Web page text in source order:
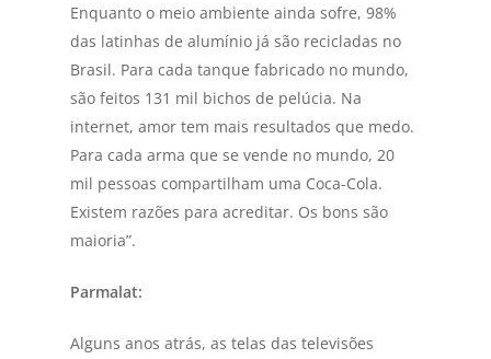
Enquanto o meio ambiente ainda sofre, 98%
das latinhas de alumínio já são recicladas no
Brasil. Para cada tanque fabricado no mundo,
são feitos 131 mil bichos de pelúcia. Na
internet, amor tem mais resultados que medo.
Para cada arma que se vende no mundo, 20
mil pessoas compartilham uma Coca-Cola.
Existem razões para acreditar. Os bons são
maioria”.
Parmalat:
Alguns anos atrás, as telas das televisões